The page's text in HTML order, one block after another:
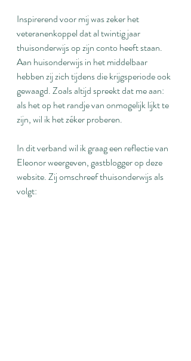
Inspirerend voor mij was zeker het
veteranenkoppel dat al twintig jaar
thuisonderwijs op zijn conto heeft staan.
Aan huisonderwijs in het middelbaar
hebben zij zich tijdens die krijgsperiode ook
gewaagd. Zoals altijd spreekt dat me aan:
als het op het randje van onmogelijk lijkt te
zijn, wil ik het zéker proberen.
In dit verband wil ik graag een reflectie van
Eleonor weergeven, gastblogger op deze
website. Zij omschreef thuisonderwijs als
volgt: